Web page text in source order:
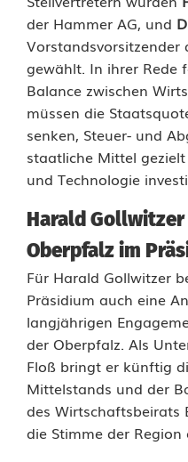
F
l
o
ß
i
n
s
P
r
ä
s
i
d
der Hammer AG, und
Vorstandsvorsitzender
gewählt. In ihrer Rede
Balance zwischen
müssen die
senken, Steuer- und
staatliche Mittel
und Technologie
Harald
Oberpfalz im
Für Harald Gollwitzer
Präsidium auch eine
langjährigen
der Oberpfalz. Als
Floß bringt er künftig
Mittelstands und der
des Wirtschaftsbeirats
die Stimme der Region